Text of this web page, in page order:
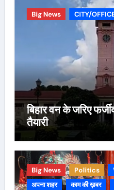
Big News CITY/
बिहार वन के जरिए
तैयारी
Big News Politics
अपना शहर
काम की ख़बर